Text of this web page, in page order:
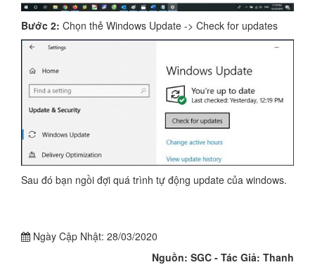
Bước 2: Chọn thẻ Windows Update -> Check for updates
Sau đó bạn ngồi đợi quá trình tự động update của windows.
Ngày Cập Nhật: 28/03/2020
Nguồn: SGC - Tác Giả: Thanh